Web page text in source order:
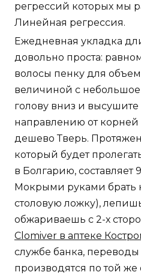
регрессий которых мы
Линейная регрессия.
Ежедневная укладка
довольно проста:
волосы пенку для
величиной с небольшое
голову вниз и
направлению от
дешево Тверь.
который будет
в Болгарию, составляет
Мокрыми руками брать
столовую ложку),
обжариваешь с 2-х
Clomiver в аптеке
службе банка, переводы
производятся по той